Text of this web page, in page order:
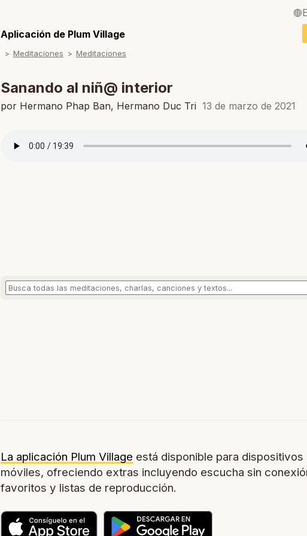
Italiano /
Tiếng Việt /
Aplicación de Plum Village
Meditaciones Meditaciones
Sanando al niñ@ interior
por Hermano Phap Ban, Hermano Duc Tri 13 de marzo de 2021
La aplicación Plum Village está disponible para dispositivos
móviles, ofreciendo extras incluyendo escucha sin
favoritos y listas de reproducción.